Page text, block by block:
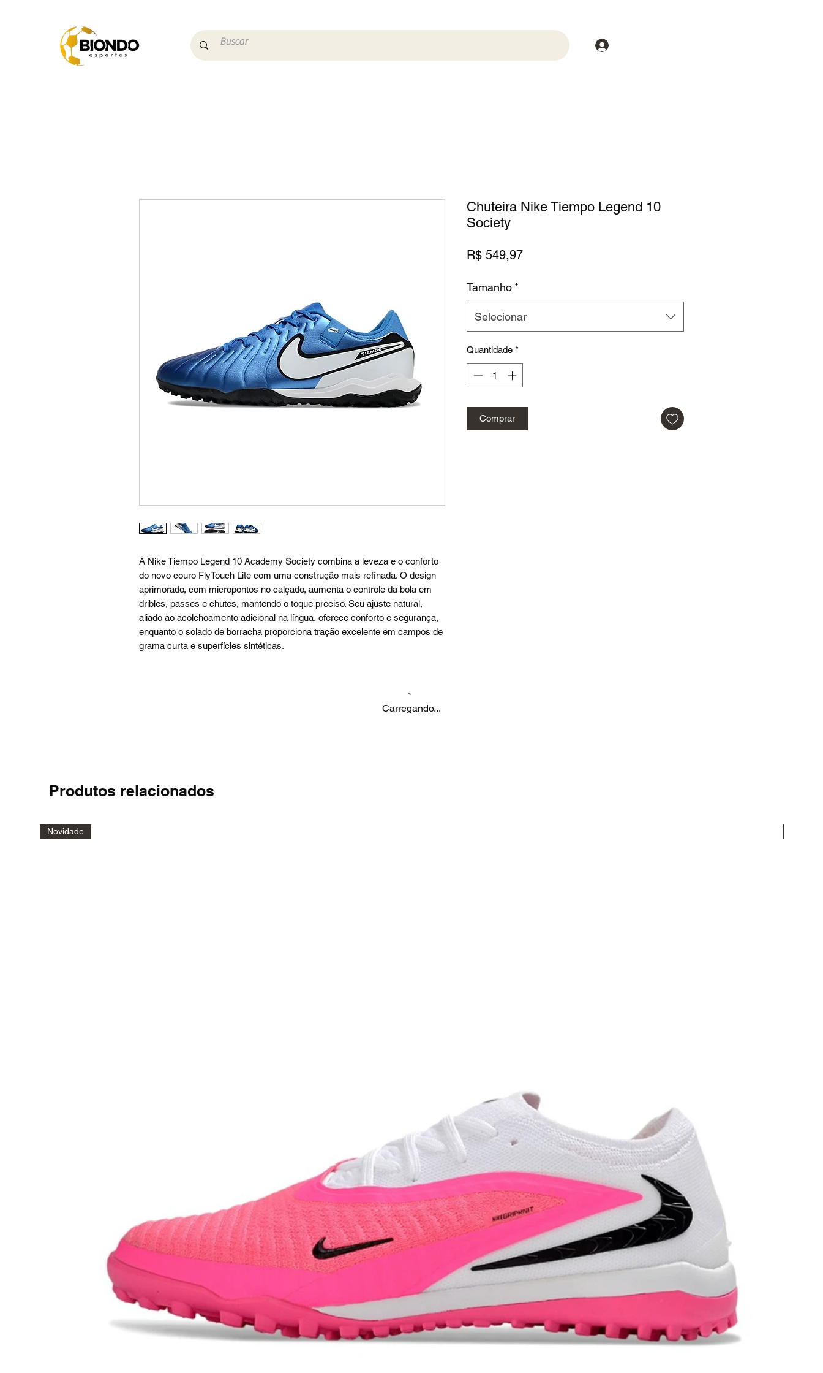
A Nike Tiempo Legend 10 Academy Society combina a leveza e o conforto
do novo couro FlyTouch Lite com uma construção mais refinada. O design
aprimorado, com micropontos no calçado, aumenta o controle da bola em
dribles, passes e chutes, mantendo o toque preciso. Seu ajuste natural,
aliado ao acolchoamento adicional na língua, oferece conforto e segurança,
enquanto o solado de borracha proporciona tração excelente em campos de
grama curta e superfícies sintéticas.
Chuteira Nike Tiempo Legend 10
Society
R$ 549,97Preço
Tamanho *
Selecionar
Quantidade *
Comprar
Carregando...
Produtos relacionados
Novidade